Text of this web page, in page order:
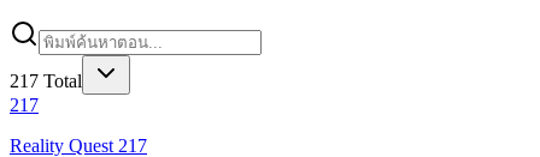
217 Total
217
Reality Quest 217